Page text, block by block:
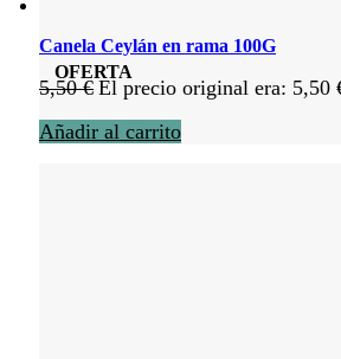
OFERTA
Canela Ceylán en rama 100G
5,50€ El precio original era: 5,50
Añadir al carrito